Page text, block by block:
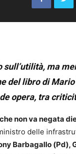
sull’utilità, ma
del libro di
opera, tra
non va negata
delle
Barbagallo (Pd),